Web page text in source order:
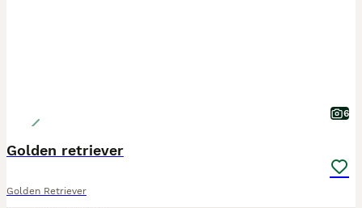
6
Golden retriever
Golden Retriever